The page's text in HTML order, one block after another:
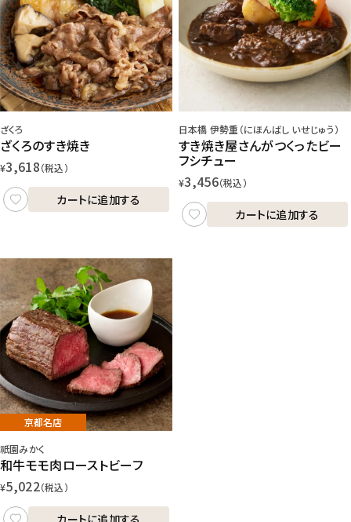
ざくろ
ざくろのすき焼き
¥3,618（税込）
カートに追加する
日本橋 伊勢重（にほんばし いせじゅう）
すき焼き屋さんがつくったビー
フシチュー
¥3,456（税込）
カートに追加する
京都名店
祇園みかく
和牛モモ肉ローストビーフ
¥5,022（税込）